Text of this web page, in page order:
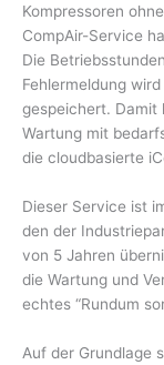
Kompressoren
CompAir-Service
Die
Fehlermeldung
gespeichert. Damit
Wartung mit
die cloudbasierte
Dieser Service ist
den der
von 5 Jahren
die Wartung und
echtes “Rundum
Auf der Grundlage